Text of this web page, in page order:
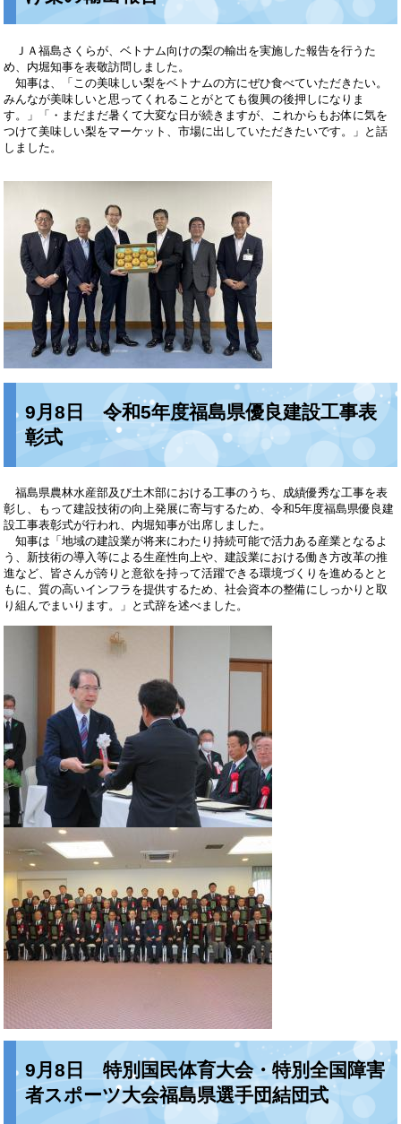
ＪＡ福島さくらが、ベトナム向けの梨の輸出を実施した報告を行うた
め、内堀知事を表敬訪問しました。
知事は、「この美味しい梨をベトナムの方にぜひ食べていただきたい。
みんなが美味しいと思ってくれることがとても復興の後押しになりま
す。」「・まだまだ暑くて大変な日が続きますが、これからもお体に気を
つけて美味しい梨をマーケット、市場に出していただきたいです。」と話
しました。
9月8日 令和5年度福島県優良建設工事表
彰式
福島県農林水産部及び土木部における工事のうち、成績優秀な工事を表
彰し、もって建設技術の向上発展に寄与するため、令和5年度福島県優良建
設工事表彰式が行われ、内堀知事が出席しました。
知事は「地域の建設業が将来にわたり持続可能で活力ある産業となるよ
う、新技術の導入等による生産性向上や、建設業における働き方改革の推
進など、皆さんが誇りと意欲を持って活躍できる環境づくりを進めるとと
もに、質の高いインフラを提供するため、社会資本の整備にしっかりと取
り組んでまいります。」と式辞を述べました。
9月8日 特別国民体育大会・特別全国障害
者スポーツ大会福島県選手団結団式